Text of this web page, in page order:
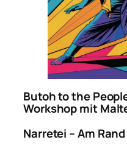
Butoh to the
Workshop mit
Narretei – Am